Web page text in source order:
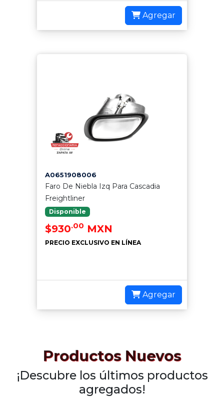
Agregar
A0651908006
Faro De Niebla Izq Para Cascadia
Freightliner
Disponible
$930.00 MXN
PRECIO EXCLUSIVO EN LÍNEA
Agregar
Productos Nuevos
¡Descubre los últimos productos
agregados!